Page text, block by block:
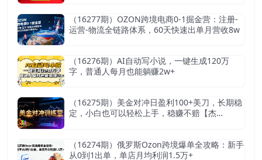
（16277期）OZON跨境电商0-1掘金营：注册-
运营-物流全链路体系，60天快速出单月营收8w
（16276期）AI自动写小说，一键生成120万
字，普通人每月也能躺赚2w+
（16275期）美金对冲日盈利100+美刀，长期稳
定，小白也可以轻松上手，稳赚不赔【杰…
（16274期）俄罗斯Ozon跨境爆单全攻略：新手
从0到1出单，单店月均利润1.5万+